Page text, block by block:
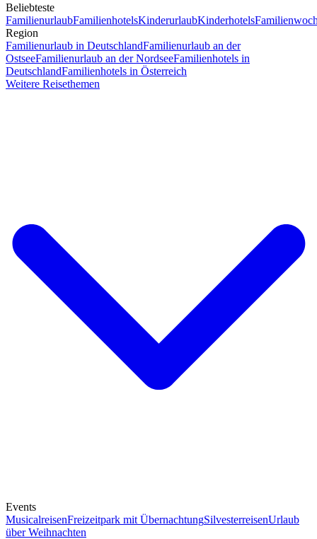
Beliebteste
FamilienurlaubFamilienhotelsKinderurlaubKinderhotels
Region
Familienurlaub in DeutschlandFamilienurlaub an der
OstseeFamilienurlaub an der NordseeFamilienhotels in
DeutschlandFamilienhotels in Österreich
Weitere Reisethemen
Events
MusicalreisenFreizeitpark mit ÜbernachtungSilvesterreisenUrlaub
über Weihnachten